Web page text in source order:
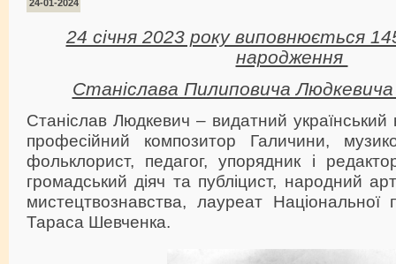
24-01-2024
24 січня 2023 року виповнюється
народження
Станіслава Пилиповича
Станіслав Людкевич – видатний
професійний композитор Галичини,
фольклорист, педагог, упорядник і
громадський діяч та публіцист, народний
мистецтвознавства, лауреат Національної
Тараса Шевченка.